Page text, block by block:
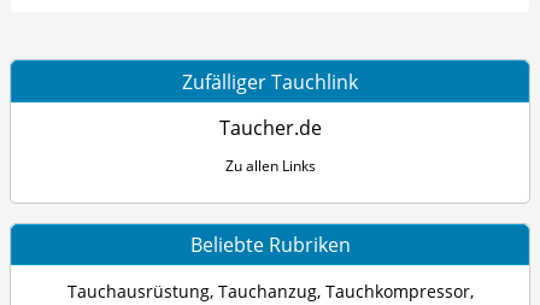
Zufälliger Tauchlink
Taucher.de
Zu allen Links
Beliebte Rubriken
Tauchausrüstung, Tauchanzug, Tauchkompressor,